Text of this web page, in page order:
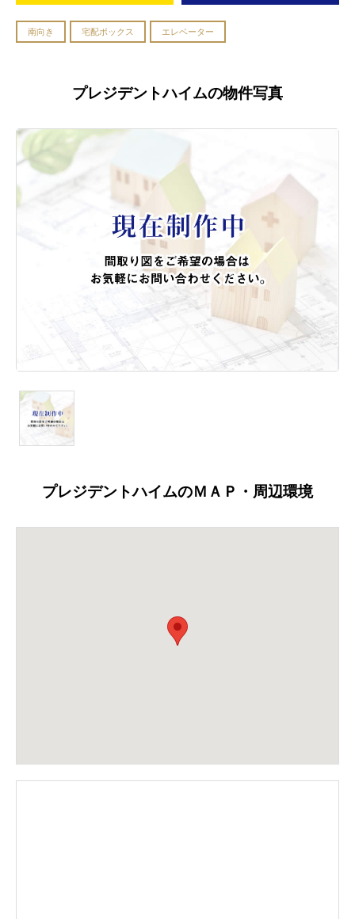
南向き 宅配ボックス エレベーター
プレジデントハイムの物件写真
プレジデントハイムのＭＡＰ・周辺環境